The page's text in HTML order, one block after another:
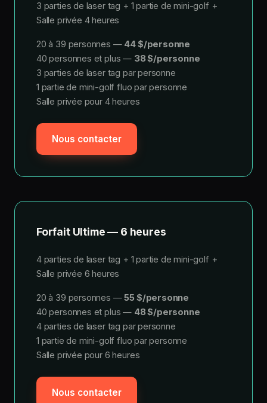
3 parties de laser tag + 1 partie de mini-golf +
Salle privée 4 heures
20 à 39 personnes — 44 $/personne
40 personnes et plus — 38 $/personne
3 parties de laser tag par personne
1 partie de mini-golf fluo par personne
Salle privée pour 4 heures
Nous contacter
Forfait Ultime — 6 heures
4 parties de laser tag + 1 partie de mini-golf +
Salle privée 6 heures
20 à 39 personnes —55 $/personne
40 personnes et plus — 48 $/personne
4 parties de laser tag par personne
1 partie de mini-golf fluo par personne
Salle privée pour 6 heures
Nous contacter